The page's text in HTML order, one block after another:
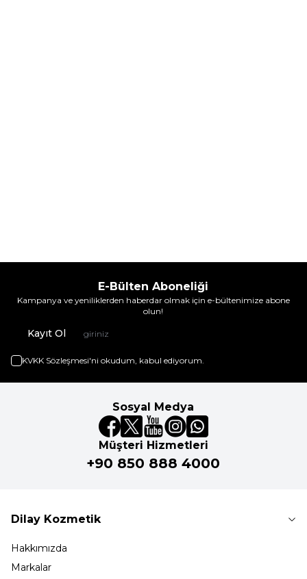
E-Bülten Aboneliği
Kampanya ve yeniliklerden haberdar olmak için e-bültenimize abone
olun!
Kayıt Ol
KVKK Sözleşmesi'ni okudum, kabul ediyorum.
Sosyal Medya
Müşteri Hizmetleri
+90 850 888 4000
Dilay Kozmetik
Hakkımızda
Markalar